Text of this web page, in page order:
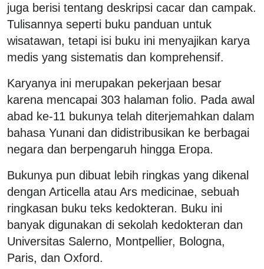
juga berisi tentang deskripsi cacar dan campak.
Tulisannya seperti buku panduan untuk
wisatawan, tetapi isi buku ini menyajikan karya
medis yang sistematis dan komprehensif.
Karyanya ini merupakan pekerjaan besar
karena mencapai 303 halaman folio. Pada awal
abad ke-11 bukunya telah diterjemahkan dalam
bahasa Yunani dan didistribusikan ke berbagai
negara dan berpengaruh hingga Eropa.
Bukunya pun dibuat lebih ringkas yang dikenal
dengan Articella atau Ars medicinae, sebuah
ringkasan buku teks kedokteran. Buku ini
banyak digunakan di sekolah kedokteran dan
Universitas Salerno, Montpellier, Bologna,
Paris, dan Oxford.